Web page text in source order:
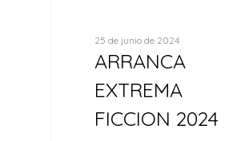
25 de junio de 2024
ARRANCA
EXTREMA
FICCION 2024